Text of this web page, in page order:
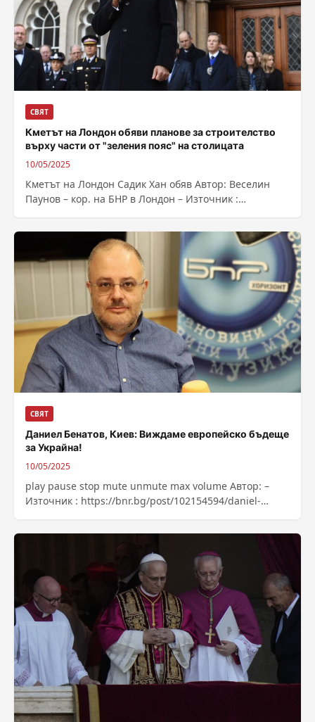
СВЯТ
Кметът на Лондон обяви планове за строителство
върху части от "зеления пояс" на столицата
10/05/2025
Кметът на Лондон Садик Хан обяв Автор: Веселин
Паунов – кор. на БНР в Лондон – Източник :
СВЯТ
Даниел Бенатов, Киев: Виждаме европейско бъдеще
за Украйна!
10/05/2025
play pause stop mute unmute max volume Автор: –
Източник : https://bnr.bg/post/102154594/daniel-